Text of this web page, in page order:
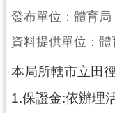
公
告
認
識
體
發布單位：體育局
資料提供單位：體
本局所轄市立田
1.保證金:依辦理